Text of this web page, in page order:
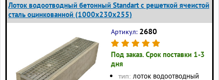
Лоток водоотводный бетонный Standart с решеткой ячеистой
сталь оцинкованной (1000x230x255)
Артикул: 2680
Под заказ. Срок поставки 1-3
дня
тип: лоток водоотводный